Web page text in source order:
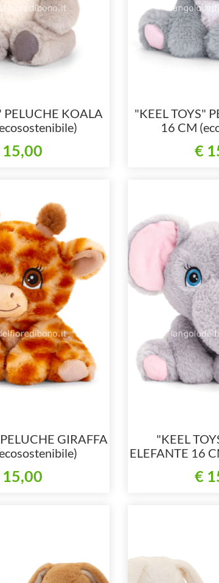
PELUCHE KOALA
"KEEL TOYS"
16 CM
€
GIRAFFA
"KEEL
ELEFANTE 16
€